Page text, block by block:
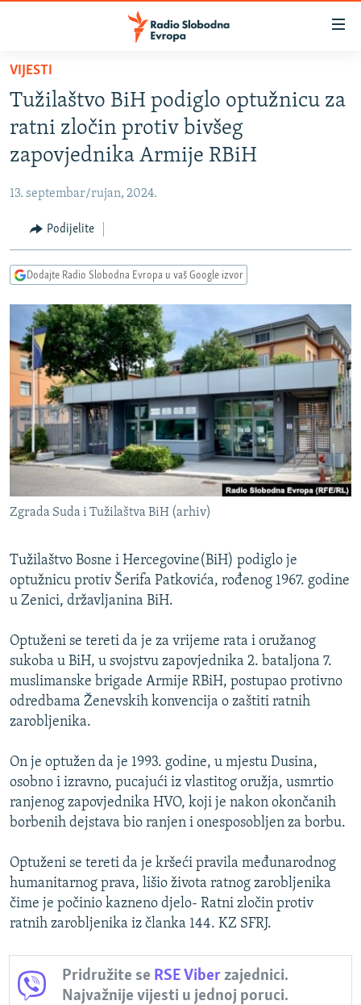
Pređite
glavni
sadržaj
na
glavnu
navigaciju
Pređite
na
pretragu
VIJESTI
BOSNA I HERCEGOVINA
KOSOVO
CRNA GORA
VIZUELNO
INFOGRAFIKE
RAT U UKRAJINI
KINA NA BALKANU
RSE PRIČE IZ SVIJETA
ISPRIČAJ MI
DNEVNO@RSE
SPECIJALI RSE
VIŠE OD NASLOVA
GENOCID U SREBRENICI
TV LIBERTY
POST SCRIPTUM
MOJA EVROPA
TRI DECENIJE OD RATA U BIH
SVE KARTE DEJTONA
NASTANAK I RASPAD JUGOSLAVIJE
Sve RFE/RL stranice
VIJESTI
Tužilaštvo BiH podiglo optužnicu za
ratni zločin protiv bivšeg
zapovjednika Armije RBiH
13. septembar/rujan, 2024.
Podijelite
Dodajte Radio Slobodna Evropa u vaš Google izvor
Zgrada Suda i Tužilaštva BiH (arhiv)
Tužilaštvo Bosne i Hercegovine(BiH) podiglo je
optužnicu protiv Šerifa Patkovića, rođenog 1967. godine
u Zenici, državljanina BiH.
Optuženi se tereti da je za vrijeme rata i oružanog
sukoba u BiH, u svojstvu zapovjednika 2. bataljona 7.
muslimanske brigade Armije RBiH, postupao protivno
odredbama Ženevskih konvencija o zaštiti ratnih
zarobljenika.
On je optužen da je 1993. godine, u mjestu Dusina,
osobno i izravno, pucajući iz vlastitog oružja, usmrtio
ranjenog zapovjednika HVO, koji je nakon okončanih
borbenih dejstava bio ranjen i onesposobljen za borbu.
Optuženi se tereti da je kršeći pravila međunarodnog
humanitarnog prava, lišio života ratnog zarobljenika
čime je počinio kazneno djelo- Ratni zločin protiv
ratnih zarobljenika iz članka 144. KZ SFRJ.
Pridružite se RSE Viberzajednici.
Najvažnije vijesti u jednoj poruci.